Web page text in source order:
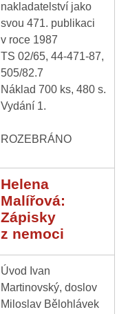
nakladatelství jako
svou 471. publikaci
v roce 1987
TS 02/65, 44-471-87,
505/82.7
Náklad 700 ks, 480 s.
Vydání 1.
ROZEBRÁNO
Helena
Malířová:
Zápisky
z nemoci
Úvod Ivan
Martinovský, doslov
Miloslav Bělohlávek